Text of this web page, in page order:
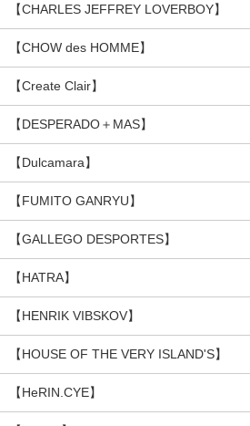
【CHARLES JEFFREY LOVERBOY】
【CHOW des HOMME】
【Create Clair】
【DESPERADO＋MAS】
【Dulcamara】
【FUMITO GANRYU】
【GALLEGO DESPORTES】
【HATRA】
【HENRIK VIBSKOV】
【HOUSE OF THE VERY ISLAND'S】
【HeRIN.CYE】